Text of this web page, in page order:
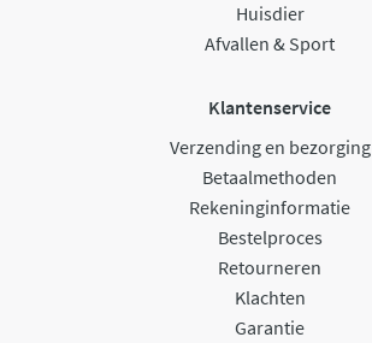
Huisdier
Afvallen & Sport
Klantenservice
Verzending en bezorging
Betaalmethoden
Rekeninginformatie
Bestelproces
Retourneren
Klachten
Garantie